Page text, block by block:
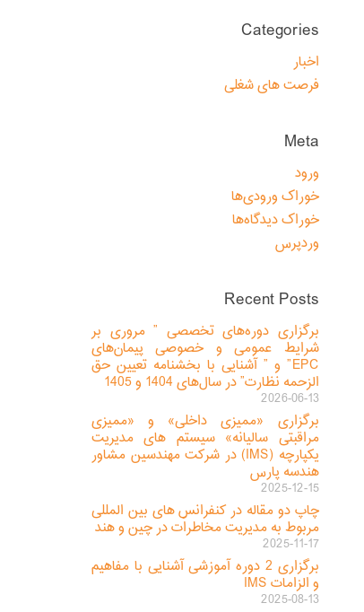
Categories
اخبار
فرصت های شغلی
Meta
ورود
خوراک ورودی‌ها
خوراک دیدگاه‌ها
وردپرس
Recent Posts
برگزاری دوره‌های تخصصی ” مروری بر
شرایط عمومی و خصوصی پیمان‌های
EPC” و ” آشنایی با بخشنامه تعیین حق
الزحمه نظارت” در سال‌های 1404 و 1405
2026-06-13
برگزاری «ممیزی داخلی» و «ممیزی
مراقبتی سالیانه» سیستم های مدیریت
یکپارچه (IMS) در شرکت مهندسین مشاور
هندسه پارس
2025-12-15
چاپ دو مقاله در کنفرانس های بین المللی
مربوط به مدیریت مخاطرات در چین و هند
2025-11-17
برگزاری 2 دوره آموزشی آشنایی با مفاهیم
و الزامات IMS
2025-08-13